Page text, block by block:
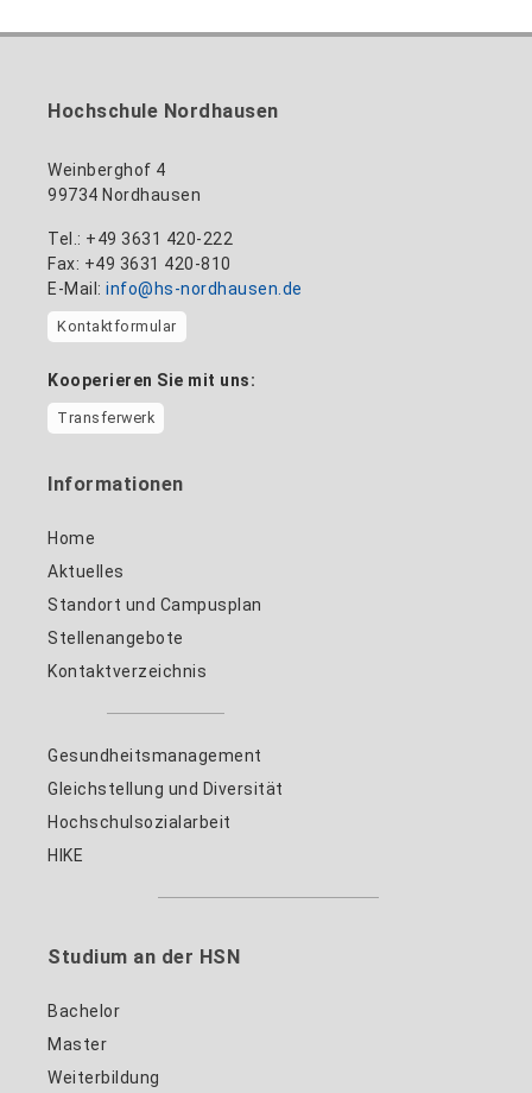
Gebäude 12 (Erdgeschoss)
mandy.tabatt@hs-nordhausen.de
Gebäude 11, Raum 11.0101
Hochschule Nordhausen
Weinberghof 4
99734 Nordhausen
Tel.: +49 3631 420-222
Fax: +49 3631 420-810
E-Mail: info@hs-nordhausen.de
Kontaktformular
Kooperieren Sie mit uns:
Transferwerk
Informationen
Home
Aktuelles
Standort und Campusplan
Stellenangebote
Kontaktverzeichnis
Gesundheitsmanagement
Gleichstellung und Diversität
Hochschulsozialarbeit
HIKE
Studium an der HSN
Bachelor
Master
Weiterbildung